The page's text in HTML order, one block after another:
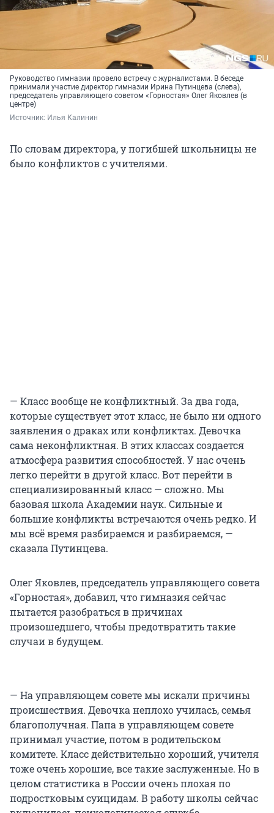
Руководство гимназии провело встречу с журналистами. В беседе
принимали участие директор гимназии Ирина Путинцева (слева),
председатель управляющего советом «Горностая» Олег Яковлев (в
центре)
Источник: Илья Калинин
По словам директора, у погибшей школьницы не
было конфликтов с учителями.
— Класс вообще не конфликтный. За два года,
которые существует этот класс, не было ни одного
заявления о драках или конфликтах. Девочка
сама неконфликтная. В этих классах создается
атмосфера развития способностей. У нас очень
легко перейти в другой класс. Вот перейти в
специализированный класс — сложно. Мы
базовая школа Академии наук. Сильные и
большие конфликты встречаются очень редко. И
мы всё время разбираемся и разбираемся, —
сказала Путинцева.
Олег Яковлев, председатель управляющего совета
«Горностая», добавил, что гимназия сейчас
пытается разобраться в причинах
произошедшего, чтобы предотвратить такие
случаи в будущем.
— На управляющем совете мы искали причины
происшествия. Девочка неплохо училась, семья
благополучная. Папа в управляющем совете
принимал участие, потом в родительском
комитете. Класс действительно хороший, учителя
тоже очень хорошие, все такие заслуженные. Но в
целом статистика в России очень плохая по
подростковым суицидам. В работу школы сейчас